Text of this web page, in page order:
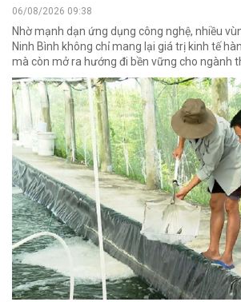
06/08/2026 09:38
Nhờ mạnh dạn ứng dụng công nghệ, nhiều
Ninh Bình không chỉ mang lại giá trị kinh tế
mà còn mở ra hướng đi bền vững cho ngành